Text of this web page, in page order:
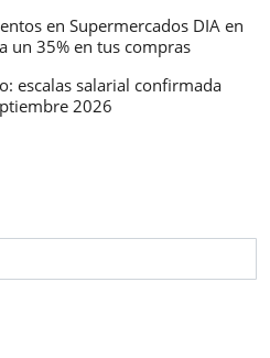
en Supermercados DIA en
un 35% en tus compras
escalas salarial confirmada
2026